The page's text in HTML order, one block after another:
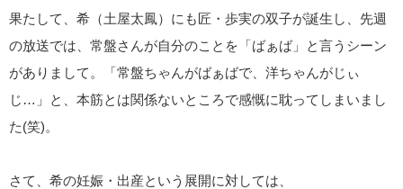
果たして、希（土屋太鳳）にも匠・歩実の双子が誕生し、先週
の放送では、常盤さんが自分のことを「ばぁば」と言うシーン
がありまして。「常盤ちゃんがばぁばで、洋ちゃんがじぃ
じ…」と、本筋とは関係ないところで感慨に耽ってしまいまし
た(笑)。
さて、希の妊娠・出産という展開に対しては、